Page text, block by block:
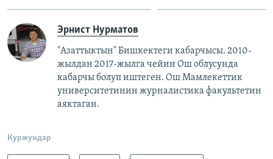
Эрнист Нурматов
"Азаттыктын" Бишкектеги кабарчысы. 2010-
жылдан 2017-жылга чейин Ош облусунда
кабарчы болуп иштеген. Ош Мамлекеттик
университетинин журналистика факультетин
аяктаган.
Куржундар